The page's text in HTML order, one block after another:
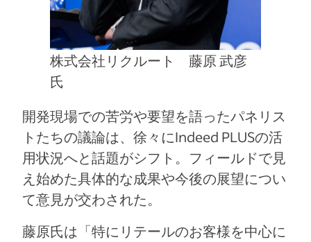
株式会社リクルート 藤原 武彦
氏
開発現場での苦労や要望を語ったパネリス
トたちの議論は、徐々にIndeed PLUSの活
用状況へと話題がシフト。フィールドで見
え始めた具体的な成果や今後の展望につい
て意見が交わされた。
藤原氏は「特にリテールのお客様を中心に